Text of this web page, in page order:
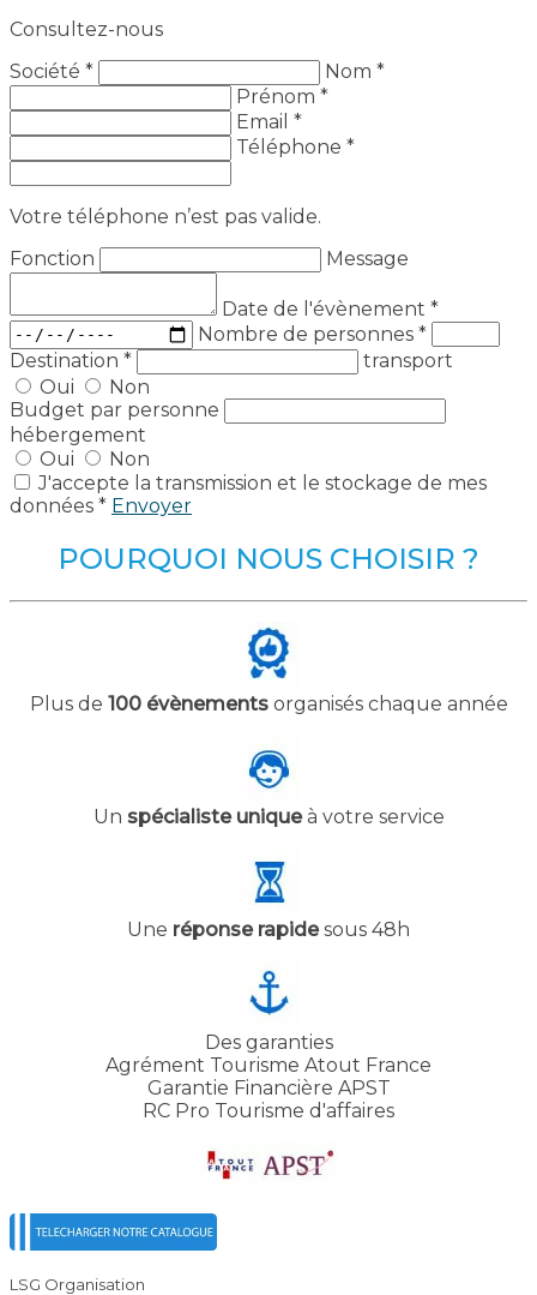
Consultez-nous
Société *
Nom *
Prénom *
Email *
Téléphone *
Votre téléphone n’est pas valide.
Fonction
Message
Date de l'évènement *
Nombre de personnes *
Destination *
transport
Oui
Non
Budget par personne
hébergement
Oui
Non
J'accepte la transmission et le stockage de mes
données * Envoyer
POURQUOI NOUS CHOISIR ?
Plus de 100 évènementsorganisés chaque année
Un spécialiste uniqueà votre service
Une réponse rapidesous 48h
Des garanties
Agrément Tourisme Atout France
Garantie Financière APST
RC Pro Tourisme d'affaires
LSG Organisation